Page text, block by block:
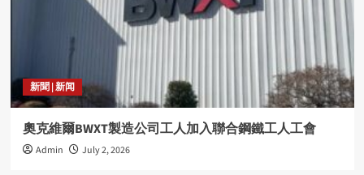
新聞 | 新闻
奧克維爾BWXT製造公司工人加入聯合鋼鐵工人工會
Admin July 2, 2026